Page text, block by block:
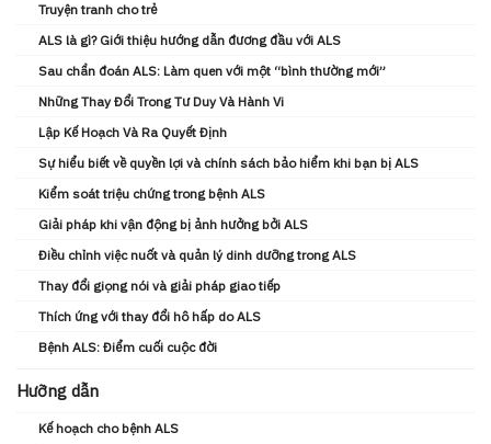
Truyện tranh cho trẻ
ALS là gì? Giới thiệu hướng dẫn đương đầu với ALS
Sau chẩn đoán ALS: Làm quen với một “bình thường mới”
Những Thay Đổi Trong Tư Duy Và Hành Vi
Lập Kế Hoạch Và Ra Quyết Định
Sự hiểu biết về quyền lợi và chính sách bảo hiểm khi bạn bị ALS
Kiểm soát triệu chứng trong bệnh ALS
Giải pháp khi vận động bị ảnh hưởng bởi ALS
Điều chỉnh việc nuốt và quản lý dinh dưỡng trong ALS
Thay đổi giọng nói và giải pháp giao tiếp
Thích ứng với thay đổi hô hấp do ALS
Bệnh ALS: Điểm cuối cuộc đời
Hưỡng dẫn
Kế hoạch cho bệnh ALS